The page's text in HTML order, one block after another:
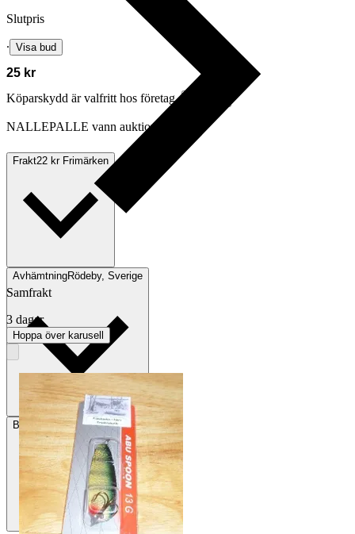
Slutpris
∙ Visa bud
25 kr
Köparskydd är valfritt hos företag.
NALLEPALLE vann auktionen
Frakt22 kr Frimärken
AvhämtningRödeby, Sverige
BetalningVia Tradera
Samfrakt
3 dagar
Hoppa över karusell